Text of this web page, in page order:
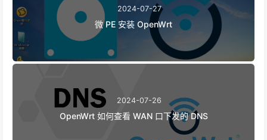
2024-07-27
微 PE 安装 OpenWrt
2024-07-26
OpenWrt 如何查看 WAN 口下发的 DNS